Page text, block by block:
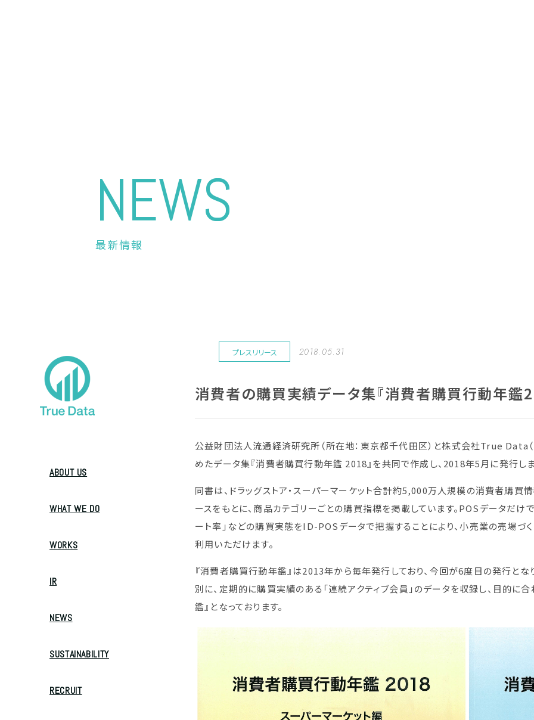
NEWS
最新情報
ABOUT US
WHAT WE DO
WORKS
IR
NEWS
SUSTAINABILITY
RECRUIT
プレスリリース 2018.05.31
消費者の購買実績データ集『消費者購買行動年鑑
公益財団法人流通経済研究所（所在地：東京都千代田区）と株式会社True Data
めたデータ集『消費者購買行動年鑑 2018』を共同で作成し、2018年5月に発行し
同書は、ドラッグストア・スーパーマーケット合計約5,000万人規模の消費者購
ースをもとに、商品カテゴリーごとの購買指標を掲載しています。POSデータだけ
ート率」などの購買実態をID-POSデータで把握することにより、小売業の売場づ
利用いただけます。
『消費者購買行動年鑑』は2013年から毎年発行しており、今回が6度目の発行とな
別に、定期的に購買実績のある「連続アクティブ会員」のデータを収録し、目的に
鑑』となっております。